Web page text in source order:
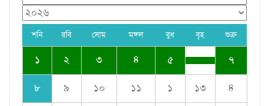
শনি রবি সোম মঙ্গল বুধ বৃহ শুক্র
১ ২ ৩ ৪ ৫ ৭
৮ ৯ ১০ ১১ ১ ১৩ ৪